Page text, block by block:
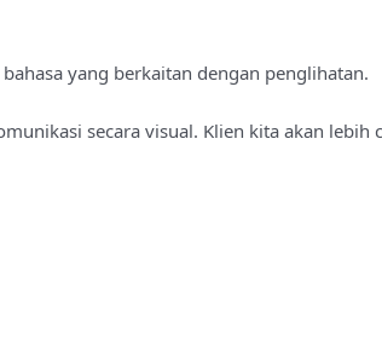
yang berkaitan dengan penglihatan.
secara visual. Klien kita akan lebih